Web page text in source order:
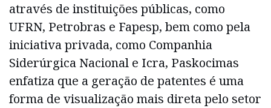
através de instituições públicas, como
UFRN, Petrobras e Fapesp, bem como pela
iniciativa privada, como Companhia
Siderúrgica Nacional e Icra, Paskocimas
enfatiza que a geração de patentes é uma
forma de visualização mais direta pelo setor